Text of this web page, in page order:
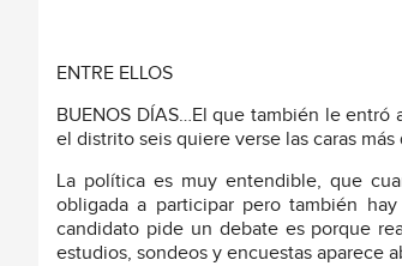
ENTRE ELLOS
BUENOS DÍAS…El que también le
el distrito seis quiere verse las caras
La política es muy entendible, que
obligada a participar pero también
candidato pide un debate es porque
estudios, sondeos y encuestas aparece